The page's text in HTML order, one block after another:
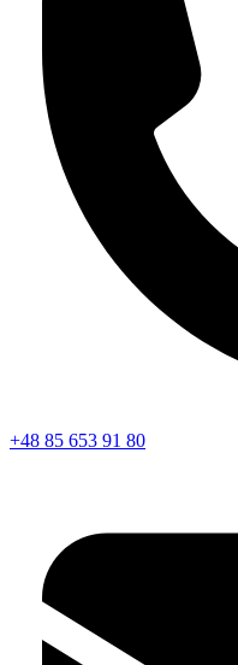
+48 85 653 91 80